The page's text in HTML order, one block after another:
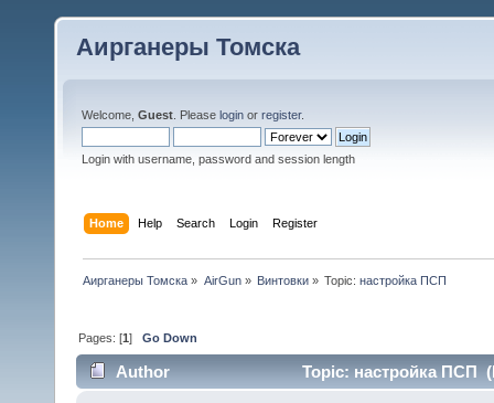
Аирганеры Томска
Welcome, Guest . Please login or register.
Login with username, password and session length
Home Help Search Login Register
Аирганеры Томска » AirGun» Винтовки» Topic:настройка ПСП
Pages: [1]Go Down
Author Topic: настройка ПСП